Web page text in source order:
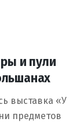
и пули
выставка «У
предметов